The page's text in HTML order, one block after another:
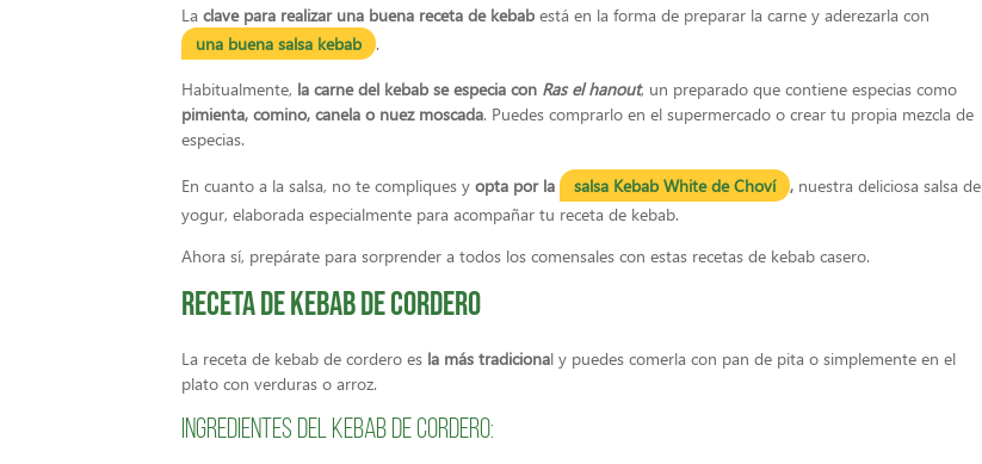
La clave para realizar una buena receta de kebab está en la forma de preparar la carne y aderezarla con
una buena salsa kebab
.
Habitualmente, la carne del kebab se especia con Ras el hanout, un preparado que contiene especias como
pimienta, comino, canela o nuez moscada. Puedes comprarlo en el supermercado o crear tu propia mezcla de
especias.
En cuanto a la salsa, no te compliques y opta por la salsa Kebab White de Choví , nuestra deliciosa salsa de
yogur, elaborada especialmente para acompañar tu receta de kebab.
Ahora sí, prepárate para sorprender a todos los comensales con estas recetas de kebab casero.
Receta de kebab de cordero
La receta de kebab de cordero es la más tradicional y puedes comerla con pan de pita o simplemente en el
plato con verduras o arroz.
Ingredientes del kebab de cordero: